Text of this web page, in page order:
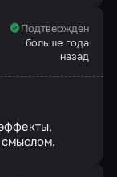
Подтвержден
больше года
назад